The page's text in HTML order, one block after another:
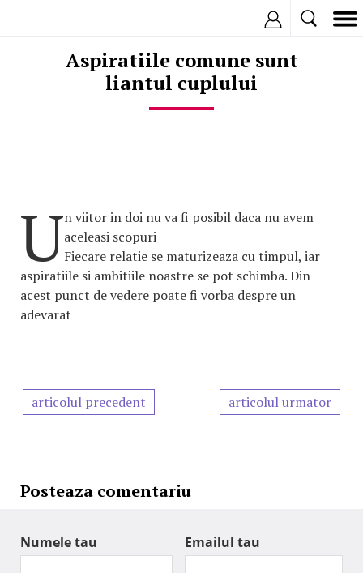
Aspiratiile comune sunt
liantul cuplului
Un viitor in doi nu va fi posibil daca nu avem
aceleasi scopuri
Fiecare relatie se maturizeaza cu timpul, iar
aspiratiile si ambitiile noastre se pot schimba. Din
acest punct de vedere poate fi vorba despre un
adevarat
articolul precedent articolul urmator
Posteaza comentariu
Numele tau Emailul tau